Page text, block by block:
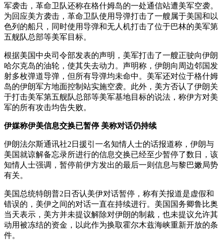
财经 教育 乡村振兴 生态环境 一带一路 央博
大国智造 大国展会
CCTV.节目官网 直播
军袭击，革命卫队还称在格什姆岛的一处通信站遭美军空袭。
为回应美方袭击，革命卫队使用导弹打击了一艘属于美国和以
色列的船只，同时使用导弹和无人机打击了位于巴林的美军第
五舰队总部等美军目标。
根据美国中央司令部发表的声明，美军打击了一艘正驶向伊朗
哈尔克岛的油轮，使其失去动力。声明称，伊朗向周边邻国发
射多枚弹道导弹，但所有导弹均未命中。美军还对位于格什姆
岛的伊朗军方地面控制站实施空袭。此外，美方否认了伊朗关
于打击美军第五舰队总部等美军基地目标的说法，称伊方对美
军的所有攻击均告失败。
伊媒称伊美信息交换已暂停 美称对话仍持续
伊朗法尔斯通讯社2日援引一名知情人士的话报道称，伊朗与
美国就谅解备忘录所进行的信息交换已经至少暂停了数日，该
知情人士强调，暂停前伊方发出的最后一则信息与黎巴嫩局势
有关。
美国总统特朗普2日否认美伊对话暂停，称有关报道是虚假和
错误的，美伊之间的对话一直在持续进行。美国国务卿鲁比奥
当天表示，美方并未提议解除对伊朗的制裁，也未提议允许其
动用被冻结的资金，以此作为换取霍尔木兹海峡重新开放的条
件。